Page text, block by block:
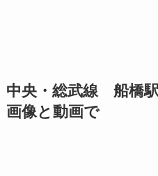
中央・総武線 船橋
画像と動画で